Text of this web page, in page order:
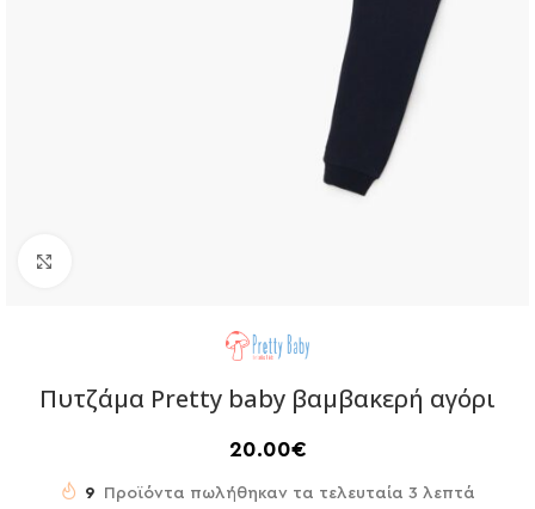
Πυτζάμα Pretty baby βαμβακερή αγόρι
20.00€
9 Προϊόντα πωλήθηκαν τα τελευταία 3 λεπτά